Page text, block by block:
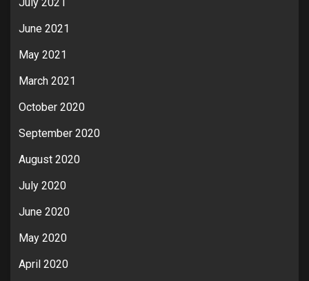
July 2021
June 2021
May 2021
March 2021
October 2020
September 2020
August 2020
July 2020
June 2020
May 2020
April 2020